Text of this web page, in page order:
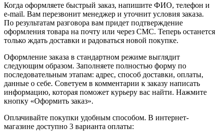
Когда оформляете быстрый заказ, напишите ФИО, телефон и
e-mail. Вам перезвонит менеджер и уточнит условия заказа.
По результатам разговора вам придет подтверждение
оформления товара на почту или через СМС. Теперь останется
только ждать доставки и радоваться новой покупке.
Оформление заказа в стандартном режиме выглядит
следующим образом. Заполняете полностью форму по
последовательным этапам: адрес, способ доставки, оплаты,
данные о себе. Советуем в комментарии к заказу написать
информацию, которая поможет курьеру вас найти. Нажмите
кнопку «Оформить заказ».
Оплачивайте покупки удобным способом. В интернет-
магазине доступно 3 варианта оплаты: